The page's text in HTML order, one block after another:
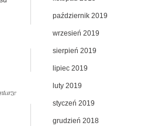
październik 2019
wrzesień 2019
sierpień 2019
lipiec 2019
luty 2019
styczeń 2019
grudzień 2018